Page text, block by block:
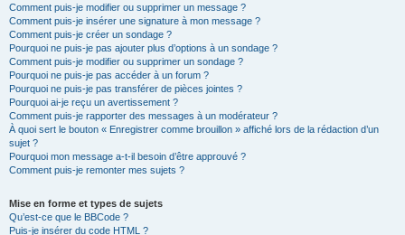
Comment puis-je modifier ou supprimer un message ?
Comment puis-je insérer une signature à mon message ?
Comment puis-je créer un sondage ?
Pourquoi ne puis-je pas ajouter plus d’options à un sondage ?
Comment puis-je modifier ou supprimer un sondage ?
Pourquoi ne puis-je pas accéder à un forum ?
Pourquoi ne puis-je pas transférer de pièces jointes ?
Pourquoi ai-je reçu un avertissement ?
Comment puis-je rapporter des messages à un modérateur ?
À quoi sert le bouton « Enregistrer comme brouillon » affiché lors de la rédaction d’un
sujet ?
Pourquoi mon message a-t-il besoin d’être approuvé ?
Comment puis-je remonter mes sujets ?
Mise en forme et types de sujets
Qu’est-ce que le BBCode ?
Puis-je insérer du code HTML ?